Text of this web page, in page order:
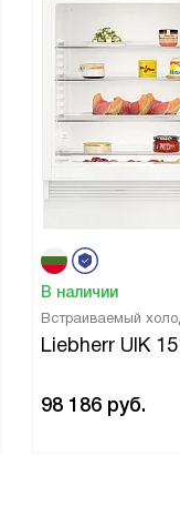
В наличии
Встраиваемый
Liebherr UIK
98 186 руб.